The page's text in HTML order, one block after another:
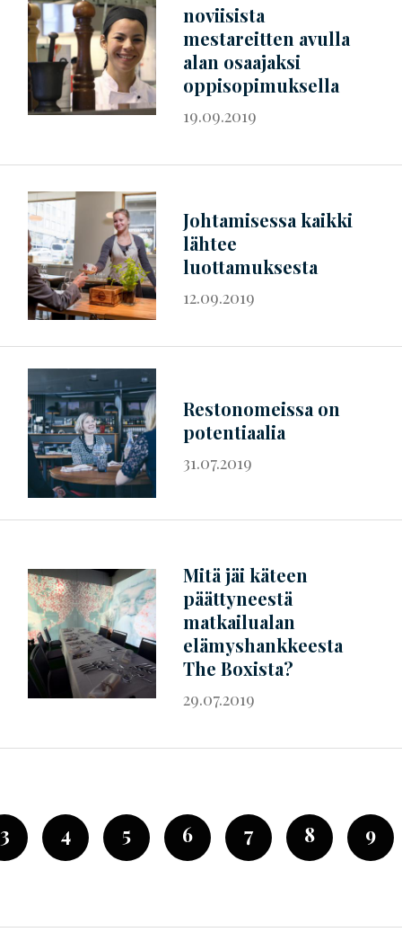
noviisista
mestareitten avulla
alan osaajaksi
oppisopimuksella
19.09.2019
Johtamisessa kaikki
lähtee
luottamuksesta
12.09.2019
Restonomeissa on
potentiaalia
31.07.2019
Mitä jäi käteen
päättyneestä
matkailualan
elämyshankkeesta
The Boxista?
29.07.2019
3 4 5 6 7 8 9